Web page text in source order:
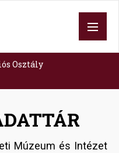
Osztály
Múzeum és Intézet